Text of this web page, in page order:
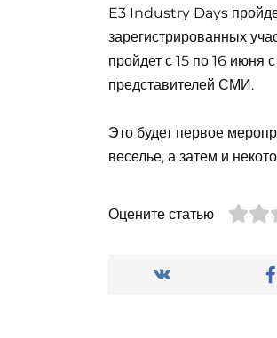
E3 Industry Days
зарегистрированных
пройдет с 15 по 16 июня
представителей СМИ.
Это будет первое
веселье, а затем и
Оцените статью